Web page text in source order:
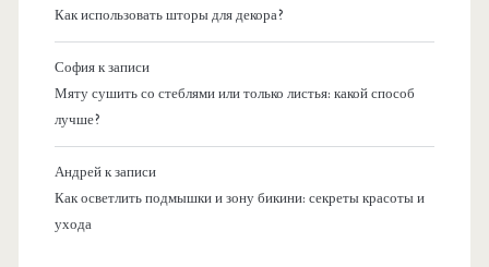
Как использовать шторы для декора?
Софияк записи
Мяту сушить со стеблями или только листья: какой способ
лучше?
Андрейк записи
Как осветлить подмышки и зону бикини: секреты красоты и
ухода